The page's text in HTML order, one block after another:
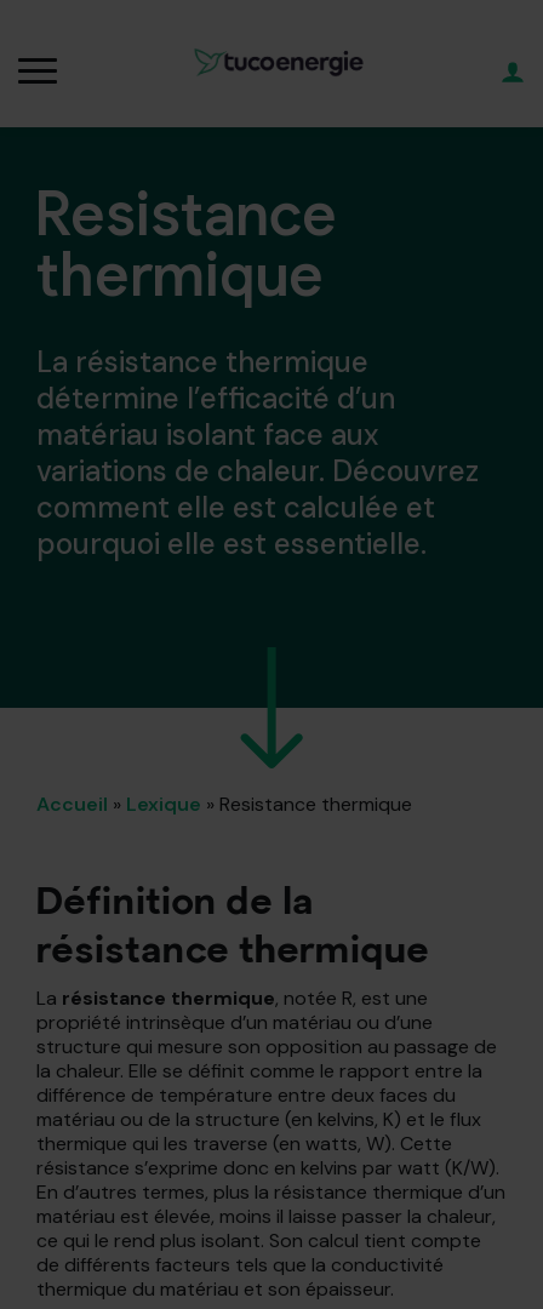
Resistance
thermique
La résistance thermique
détermine l’efficacité d’un
matériau isolant face aux
variations de chaleur. Découvrez
comment elle est calculée et
pourquoi elle est essentielle.
Accueil » Lexique » Resistance thermique
Définition de la
résistance thermique
La résistance thermique, notée R, est une
propriété intrinsèque d’un matériau ou d’une
structure qui mesure son opposition au passage de
la chaleur. Elle se définit comme le rapport entre la
différence de température entre deux faces du
matériau ou de la structure (en kelvins, K) et le flux
thermique qui les traverse (en watts, W). Cette
résistance s’exprime donc en kelvins par watt (K/W).
En d’autres termes, plus la résistance thermique d’un
matériau est élevée, moins il laisse passer la chaleur,
ce qui le rend plus isolant. Son calcul tient compte
de différents facteurs tels que la conductivité
thermique du matériau et son épaisseur.